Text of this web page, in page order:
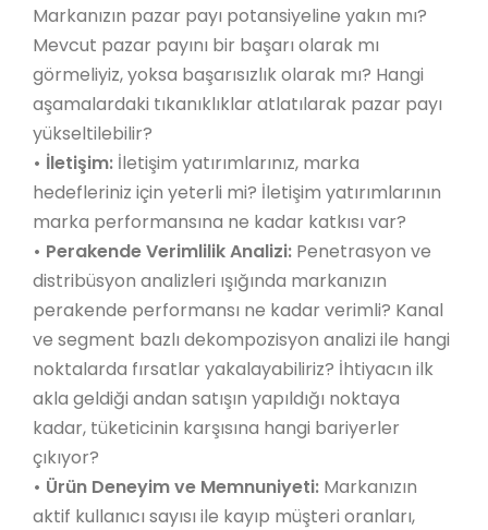
Markanızın pazar payı potansiyeline yakın mı?
Mevcut pazar payını bir başarı olarak mı
görmeliyiz, yoksa başarısızlık olarak mı? Hangi
aşamalardaki tıkanıklıklar atlatılarak pazar payı
yükseltilebilir?
• İletişim: İletişim yatırımlarınız, marka
hedefleriniz için yeterli mi? İletişim yatırımlarının
marka performansına ne kadar katkısı var?
• Perakende Verimlilik Analizi: Penetrasyon ve
distribüsyon analizleri ışığında markanızın
perakende performansı ne kadar verimli? Kanal
ve segment bazlı dekompozisyon analizi ile hangi
noktalarda fırsatlar yakalayabiliriz? İhtiyacın ilk
akla geldiği andan satışın yapıldığı noktaya
kadar, tüketicinin karşısına hangi bariyerler
çıkıyor?
• Ürün Deneyim ve Memnuniyeti: Markanızın
aktif kullanıcı sayısı ile kayıp müşteri oranları,